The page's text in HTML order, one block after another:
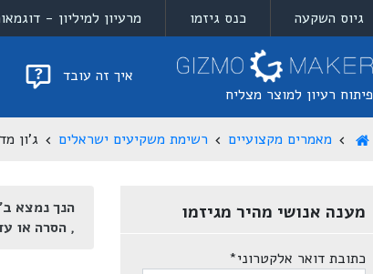
גיוס השקעה כנס גיזמו מרעיון למיליון -
פיתוח רעיון למוצר מצליח
איך זה עובד
מאמרים מקצועיים רשימת משקיעים ישראלים ג'ון
הנך נמצא
, הסרה או
מענה אנושי מהיר מגיזמו
כתובת דואר אלקטרוני*